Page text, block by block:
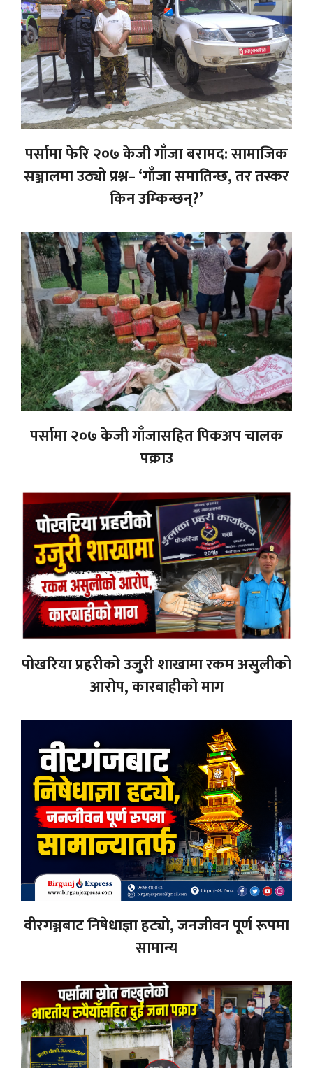
पर्सामा फेरि २०७ केजी गाँजा बरामद: सामाजिक
सञ्जालमा उठ्यो प्रश्न– ‘गाँजा समातिन्छ, तर तस्कर
किन उम्किन्छन्?’
पर्सामा २०७ केजी गाँजासहित पिकअप चालक
पक्राउ
पोखरिया प्रहरीको उजुरी शाखामा रकम असुलीको
आरोप, कारबाहीको माग
वीरगञ्जबाट निषेधाज्ञा हट्यो, जनजीवन पूर्ण रूपमा
सामान्य